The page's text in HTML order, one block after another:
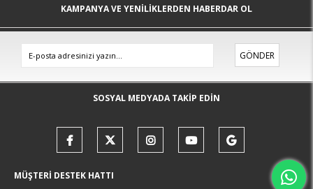
KAMPANYA VE YENİLİKLERDEN HABERDAR OL
GÖNDER
SOSYAL MEDYADA TAKİP EDİN
MÜŞTERİ DESTEK HATTI